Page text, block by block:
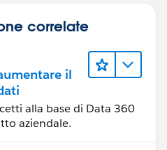
correlate
il
alla base di Data 360
aziendale.